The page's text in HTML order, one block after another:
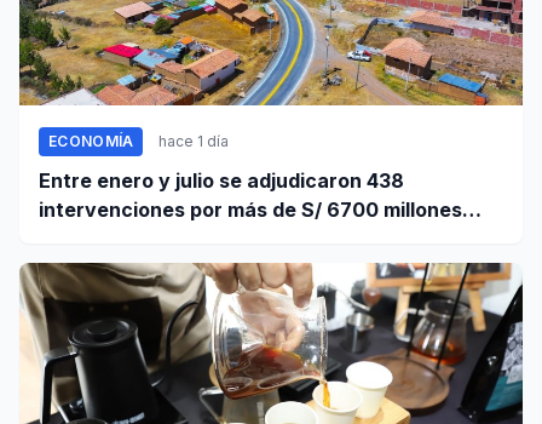
ECONOMÍA hace 1 día
Entre enero y julio se adjudicaron 438
intervenciones por más de S/ 6700 millones